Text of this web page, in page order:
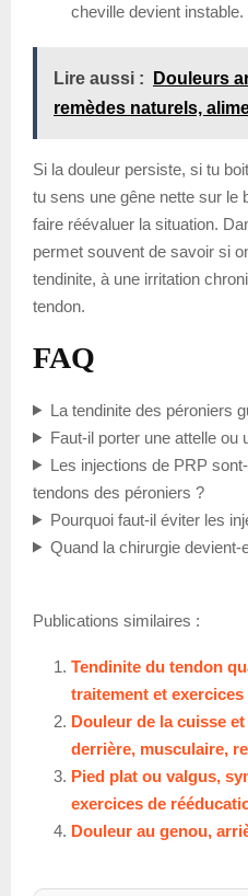
cheville devient instable.
Lire aussi :
Douleurs
remèdes naturels,
Si la douleur persiste, si tu
tu sens une gêne nette sur le
faire réévaluer la situation.
permet souvent de savoir si
tendinite, à une irritation
tendon.
FAQ
La tendinite des péroniers
Faut-il porter une attelle ou
Les injections de PRP
tendons des péroniers ?
Pourquoi faut-il éviter les
Quand la chirurgie devient-
Publications similaires :
Tendinite du tendon
traitement et exercices
Douleur de la cuisse et
derrière, musculaire,
Pied plat ou valgus,
exercices de
Douleur au genou,